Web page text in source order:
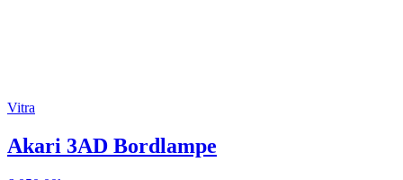
Vitra
Akari 3AD Bordlampe